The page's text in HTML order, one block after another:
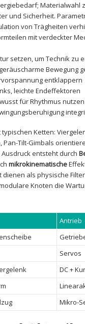
Materialwahl
und Sicherheit.
von ⁤Trägheiten
⁢mit verdeckter
setzen, um Technik zu
Bewegung
entklappern
leichte Endeffektoren
für‌ Rhythmus⁤ nutzen
Ketten:
Tilt-Gimbals
‌entsteht durch
mikrokinematische
als physische
Knoten die
Antrieb
Servos
DC +
Mikro-